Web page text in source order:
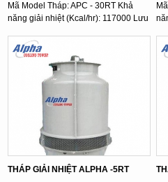
Mã Model Tháp: APC - 30RT Khả
năng giải nhiệt (Kcal/hr): 117000 Lưu
THÁP GIẢI NHIỆT ALPHA -5RT